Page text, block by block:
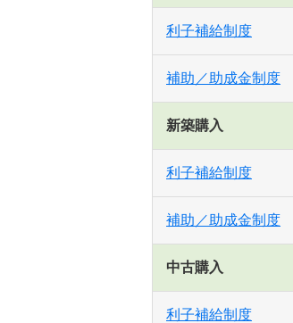
利子補給制度
補助／助成金制度
新築購入
利子補給制度
補助／助成金制度
中古購入
利子補給制度